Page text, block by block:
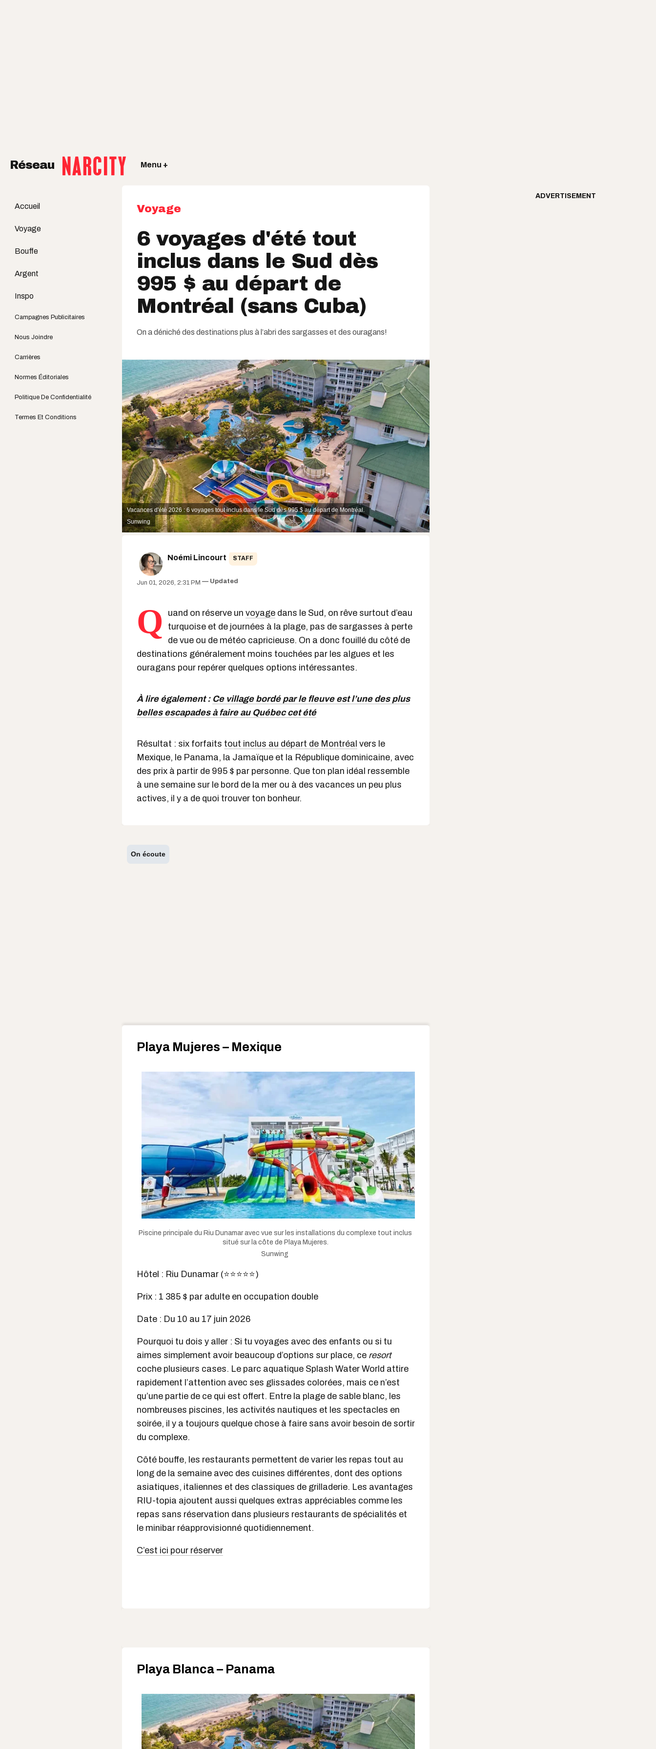
Réseau Menu +
Accueil
Voyage
Bouffe
Argent
Inspo
Campagnes Publicitaires
Nous Joindre
Carrières
Normes Éditoriales
Politique De Confidentialité
Termes Et Conditions
Voyage
6 voyages d'été tout
inclus dans le Sud dès
995 $ au départ de
Montréal (sans Cuba)
On a déniché des destinations plus à l’abri des sargasses et des ouragans!
Vacances d'été 2026 : 6 voyages tout inclus dans le Sud dès 995 $ au départ de Montréal.
Sunwing
Noémi Lincourt STAFF
Jun 01, 2026, 2:31 PM Updated
Q uand on réserve un voyage dans le Sud, on rêve surtout d’eau
turquoise et de journées à la plage, pas de sargasses à perte
de vue ou de météo capricieuse. On a donc fouillé du côté de
destinations généralement moins touchées par les algues et les
ouragans pour repérer quelques options intéressantes.
À lire également : Ce village bordé par le fleuve est l’une des plus
belles escapades à faire au Québec cet été
Résultat : six forfaits tout inclus au départ de Montréal vers le
Mexique, le Panama, la Jamaïque et la République dominicaine, avec
des prix à partir de 995 $ par personne. Que ton plan idéal ressemble
à une semaine sur le bord de la mer ou à des vacances un peu plus
actives, il y a de quoi trouver ton bonheur.
On écoute
Playa Mujeres – Mexique
Piscine principale du Riu Dunamar avec vue sur les installations du complexe tout inclus
situé sur la côte de Playa Mujeres.
Sunwing
Hôtel : Riu Dunamar (⭐️⭐️⭐️⭐️⭐️)
Prix : 1 385 $ par adulte en occupation double
Date : Du 10 au 17 juin 2026
Pourquoi tu dois y aller : Si tu voyages avec des enfants ou si tu
aimes simplement avoir beaucoup d’options sur place, ce resort
coche plusieurs cases. Le parc aquatique Splash Water World attire
rapidement l’attention avec ses glissades colorées, mais ce n’est
qu’une partie de ce qui est offert. Entre la plage de sable blanc, les
nombreuses piscines, les activités nautiques et les spectacles en
soirée, il y a toujours quelque chose à faire sans avoir besoin de sortir
du complexe.
Côté bouffe, les restaurants permettent de varier les repas tout au
long de la semaine avec des cuisines différentes, dont des options
asiatiques, italiennes et des classiques de grilladerie. Les avantages
RIU-topia ajoutent aussi quelques extras appréciables comme les
repas sans réservation dans plusieurs restaurants de spécialités et
le minibar réapprovisionné quotidiennement.
C’est ici pour réserver
Playa Blanca – Panama
ADVERTISEMENT